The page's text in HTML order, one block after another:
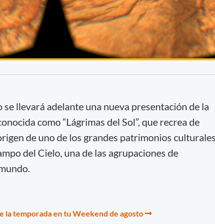
llevará adelante una nueva presentación de la
como “Lágrimas del Sol”, que recrea de
de uno de los grandes patrimonios culturales
del Cielo, una de las agrupaciones de
la temporada en tu Weekend de agosto